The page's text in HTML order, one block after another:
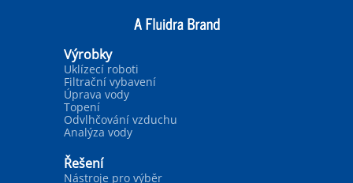
Výrobky
Uklízecí roboti
Filtrační vybavení
Úprava vody
Topení
Odvlhčování vzduchu
Analýza vody
Řešení
Nástroje pro výběr